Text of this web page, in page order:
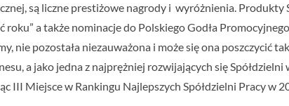
są liczne prestiżowe nagrody i wyróżnienia.
roku” a także nominacje do Polskiego Godła
nie pozostała niezauważona i może się ona poszczycić
a jako jedna z najprężniej rozwijających się
III Miejsce w Rankingu Najlepszych Spółdzielni Pracy w